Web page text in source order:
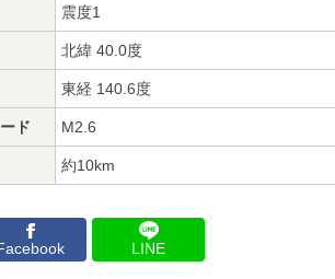
震度1
北緯 40.0度
東経 140.6度
ド M2.6
約10km
LINE